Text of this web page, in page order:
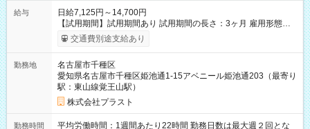
給与
日給7,125円～14,700円
【試用期間】試用期間あり 試用期間の長さ：3ヶ月 雇用形態、
給与は本採用時と同じです。
交通費別途支給あり
勤務地
名古屋市千種区
愛知県名古屋市千種区姫池通1-15アベニール姫池通203（最寄り
駅：東山線覚王山駅）
株式会社プラスト
勤務時間
平均労働時間：1週間あたり22時間 勤務日数は最大週２回とな